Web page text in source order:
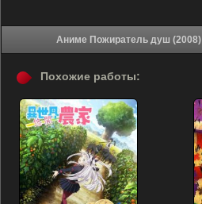
Похожие работы: